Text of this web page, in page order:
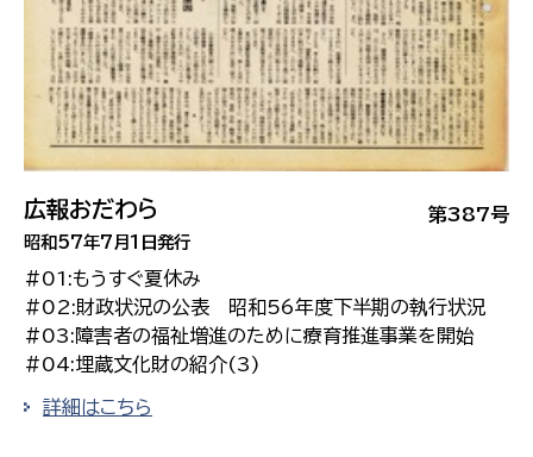
第387号
広報おだわら
昭和57年7月1日発行
#01:もうすぐ夏休み
#02:財政状況の公表 昭和56年度下半期の執行状況
#03:障害者の福祉増進のために療育推進事業を開始
#04:埋蔵文化財の紹介(3)
詳細はこちら